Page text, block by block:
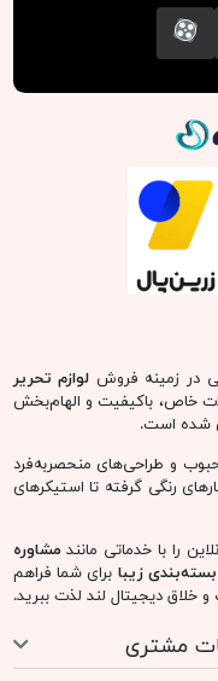
تلگرام
آپارات
در زمینه فروش لوازم تحریر
خاص، باکیفیت و الهام‌بخش
شده است.
و طراحی‌های منحصربه‌فرد
رنگی گرفته تا استیکرهای
را با خدماتی مانندمشاوره
زیبا برای شما فراهم
و خلاق دیجیتال لند لذت ببرید.
مشتری